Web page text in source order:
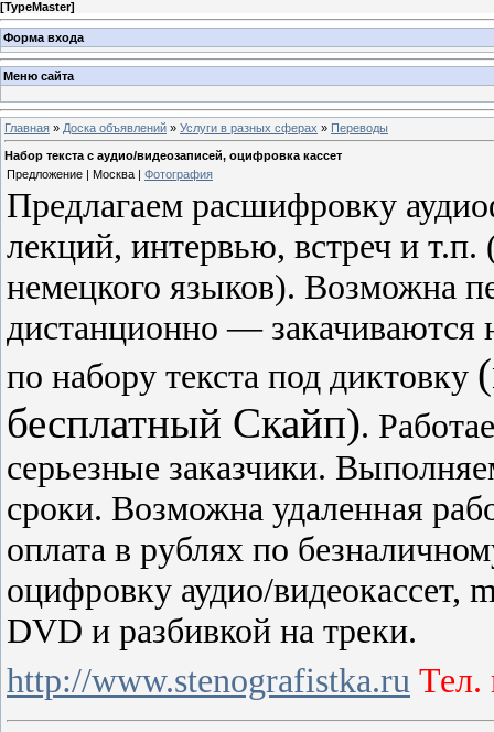
[TypeMaster]
Форма входа
Меню сайта
Главная » Доска объявлений » Услуги в разных сферах » Переводы
Набор текста с аудио/видеозаписей, оцифровка кассет
Предложение | Москва | Фотография
Предлагаем расшифровку
лекций, интервью, встреч и т.п.
немецкого языков). Возможна
дистанционно —
по набору текста под диктовку
бесплатный Скайп).
серьезные заказчики.
сроки. Возможна удаленная
оплата в рублях по
оцифровку аудио/видеокассет,
DVD и разбивкой на треки.
http://www.stenografistka.ru Тел.